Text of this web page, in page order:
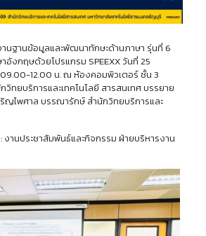
านฐานข้อมูลและพัฒนาทักษะด้านภาษา รุ่นที่ 6
งกฤษด้วยโปรแกรม SPEEXX วันที่ 25
12.00 น. ณ ห้องคอมพิวเตอร์ ชั้น 3
วิทยบริการและเทคโนโลยี สารสนเทศ บรรยาย
ญไพศาล บรรณารักษ์ สำนักวิทยบริการและ
านประชาสัมพันธ์และกิจกรรม ฝ่ายบริหารงาน